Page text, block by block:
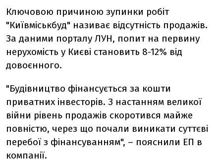
Ключовою причиною зупинки робіт
"Київміськбуд" називає відсутність продажів.
За даними порталу ЛУН, попит на первину
нерухомість у Києві становить 8-12% від
довоєнного.
"Будівництво фінансується за кошти
приватних інвесторів. З настанням великої
війни рівень продажів скоротився майже
повністю, через що почали виникати суттєві
перебої з фінансуванням", – пояснили ЕП в
компанії.